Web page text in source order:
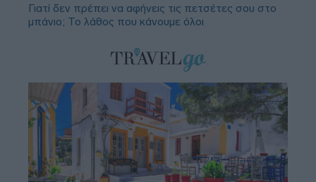
Γιατί δεν πρέπει να αφήνεις τις πετσέτες σου στο
μπάνιο; Το λάθος που κάνουμε όλοι